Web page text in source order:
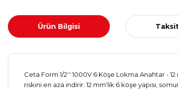
Ürün Bilgisi
Ceta Form 1/2'' 1000V 6 Köşe Lokma Anahtar -
riskini en aza indirir. 12 mm'lik 6 köşe yapısı,